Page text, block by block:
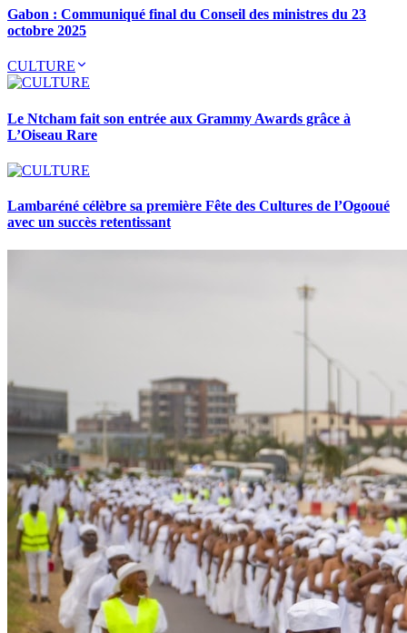
Gabon : Communiqué final du Conseil des ministres du 23
octobre 2025
CULTURE
Le Ntcham fait son entrée aux Grammy Awards grâce à
L’Oiseau Rare
Lambaréné célèbre sa première Fête des Cultures de l’Ogooué
avec un succès retentissant